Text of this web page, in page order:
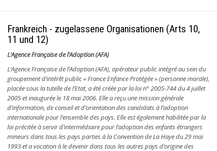
Frankreich - zugelassene Organisationen (Arts 10,
11 und 12)
L’Agence Française de l’Adoption (AFA)
L’Agence Française de l’Adoption (AFA), opérateur public intégré au sein du
groupement d’intérêt public « France Enfance Protégée » (personne morale),
placée sous la tutelle de l’Etat, a été créée par la loi n° 2005-744 du 4 juillet
2005 et inaugurée le 18 mai 2006. Elle a reçu une mission générale
d’information, de conseil et d’orientation des candidats à l’adoption
internationale pour l’ensemble des pays. Elle est également habilitée par la
loi précitée à servir d’intermédiaire pour l’adoption des enfants étrangers
mineurs dans tous les pays parties à la Convention de La Haye du 29 mai
1993 et a vocation à le devenir dans tous les autres pays d’origine des